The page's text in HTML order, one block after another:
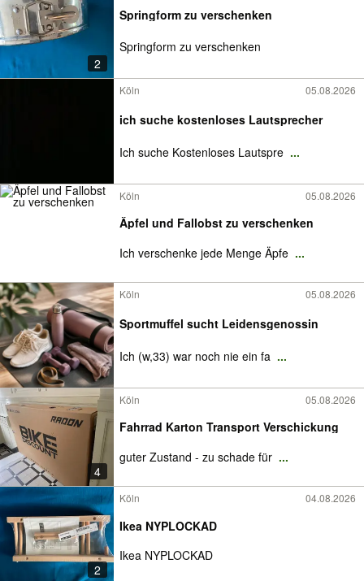
2
Springform zu verschenken
Springform zu verschenken
Köln 05.08.2026
ich suche kostenloses Lautsprecher
Ich suche Kostenloses Lautspre ...
Köln 05.08.2026
Äpfel und Fallobst zu verschenken
Ich verschenke jede Menge Äpfe ...
Köln 05.08.2026
Sportmuffel sucht Leidensgenossin
Ich (w,33) war noch nie ein fa ...
4
Köln 05.08.2026
Fahrrad Karton Transport Verschickung
guter Zustand - zu schade für ...
2
Köln 04.08.2026
Ikea NYPLOCKAD
Ikea NYPLOCKAD